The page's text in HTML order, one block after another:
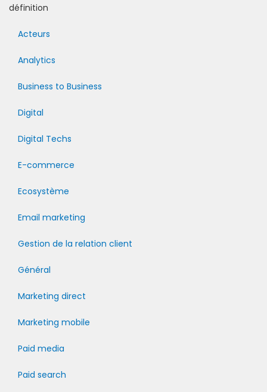
définition
Acteurs
Analytics
Business to Business
Digital
Digital Techs
E-commerce
Ecosystème
Email marketing
Gestion de la relation client
Général
Marketing direct
Marketing mobile
Paid media
Paid search